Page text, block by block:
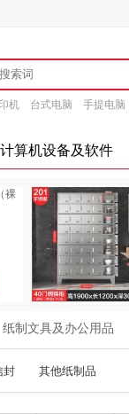
机 台式电脑 手提电脑
计算机设备及软件
裸
纸制文具及办公用品
封 其他纸制品